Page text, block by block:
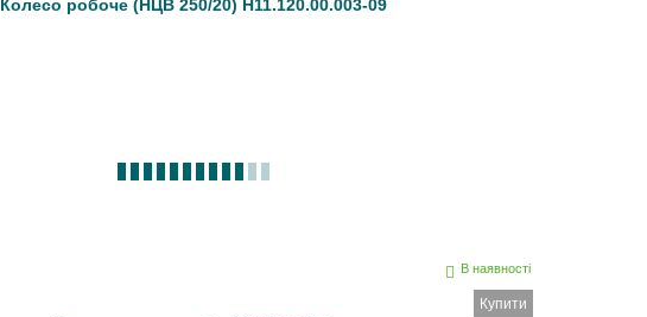
Колесо робоче (НЦВ 250/20) Н11.120.00.003-09
В наявності
Купити